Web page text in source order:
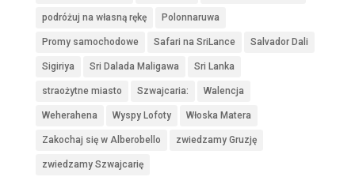
podróżuj na własną rękę Polonnaruwa
Promy samochodowe Safari na SriLance Salvador Dali
Sigiriya Sri Dalada Maligawa Sri Lanka
straożytne miasto Szwajcaria: Walencja
Weherahena Wyspy Lofoty Włoska Matera
Zakochaj się w Alberobello zwiedzamy Gruzję
zwiedzamy Szwajcarię